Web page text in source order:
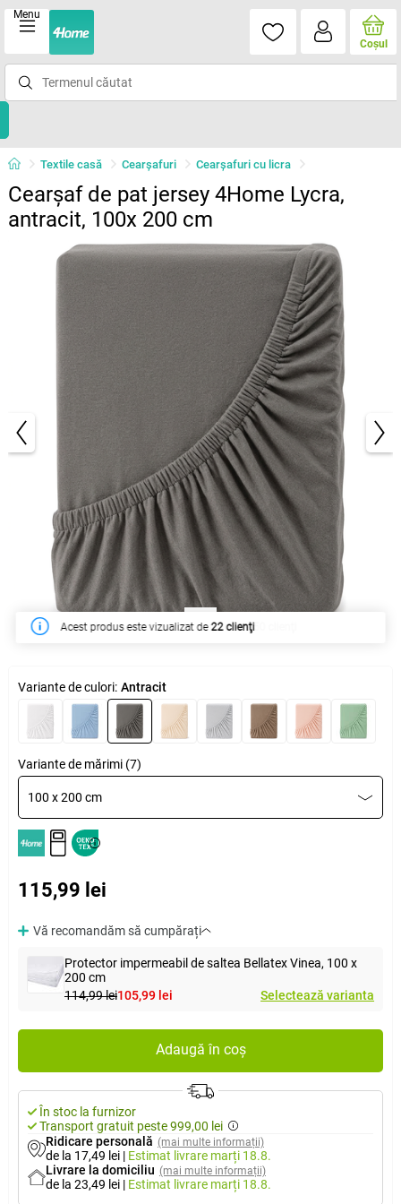
Menu
Coşul
Textile casă Cearșafuri Cearșafuri cu licra
Cearșaf de pat jersey 4Home Lycra,
antracit, 100x 200 cm
În săptămâna acesta a fost cumpărat de50 clienţi
Variante de culori: Antracit
Variante de mărimi (7)
100 x 200 cm
115,99 lei
Vă recomandăm să cumpărați
Protector impermeabil de saltea Bellatex Vinea, 100 x
200 cm
114,99 lei105,99 lei Selectează varianta
Adaugă în coș
În stoc la furnizor
Transport gratuit peste 999,00 lei
Ridicare personală (mai multe informații)
de la 17,49 lei | Estimat livrare marți 18.8.
Livrare la domiciliu (mai multe informații)
de la 23,49 lei | Estimat livrare marți 18.8.